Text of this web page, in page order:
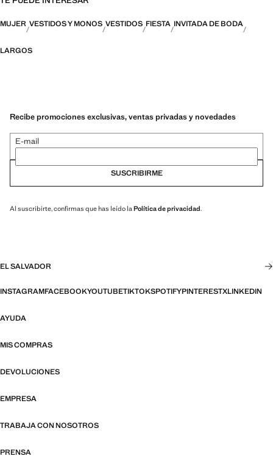
MUJER VESTIDOS Y MONOS VESTIDOS FIESTA INVITADA DE BODA
LARGOS
Recibe promociones exclusivas, ventas privadas y novedades
E-mail
SUSCRIBIRME
Al suscribirte, confirmas que has leído la Política de privacidad.
EL SALVADOR
INSTAGRAMFACEBOOKYOUTUBETIKTOKSPOTIFYPINTERESTXLINKEDIN
AYUDA
MIS COMPRAS
DEVOLUCIONES
EMPRESA
TRABAJA CON NOSOTROS
PRENSA